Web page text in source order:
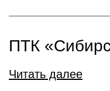
ПТК
Читать далее